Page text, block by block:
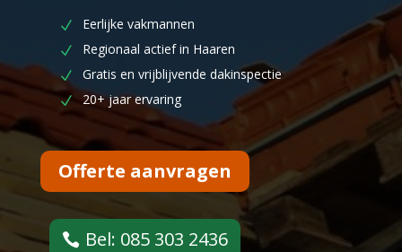
Eerlijke vakmannen
Regionaal actief in Haaren
Gratis en vrijblijvende dakinspectie
20+ jaar ervaring
Offerte aanvragen
Bel: 085 303 2436